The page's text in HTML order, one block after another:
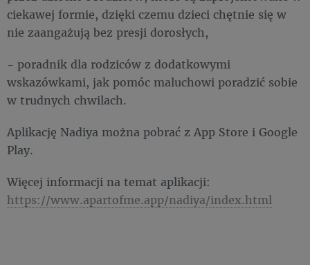
ciekawej formie, dzięki czemu dzieci chętnie się w
nie zaangażują bez presji dorosłych,
- poradnik dla rodziców z dodatkowymi
wskazówkami, jak pomóc maluchowi poradzić sobie
w trudnych chwilach.
Aplikację Nadiya można pobrać z App Store i Google
Play.
Więcej informacji na temat aplikacji:
https://www.apartofme.app/nadiya/index.html